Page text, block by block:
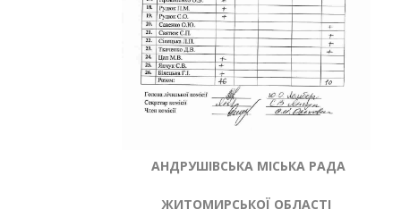
АНДРУШІВСЬКА МІСЬКА РАДА
ЖИТОМИРСЬКОЇ ОБЛАСТІ